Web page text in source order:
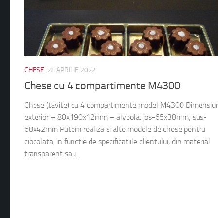
CHESE 28 APRILIE 2022
Chese cu 4 compartimente M4300
Chese (tavite) cu 4 compartimente model M4300
exterior – 80x190x12mm – alveola: jos-65x38mm; sus-
68x42mm Putem realiza si alte modele de chese pentru
ciocolata, in functie de specificatiile clientului, din material
transparent sau...